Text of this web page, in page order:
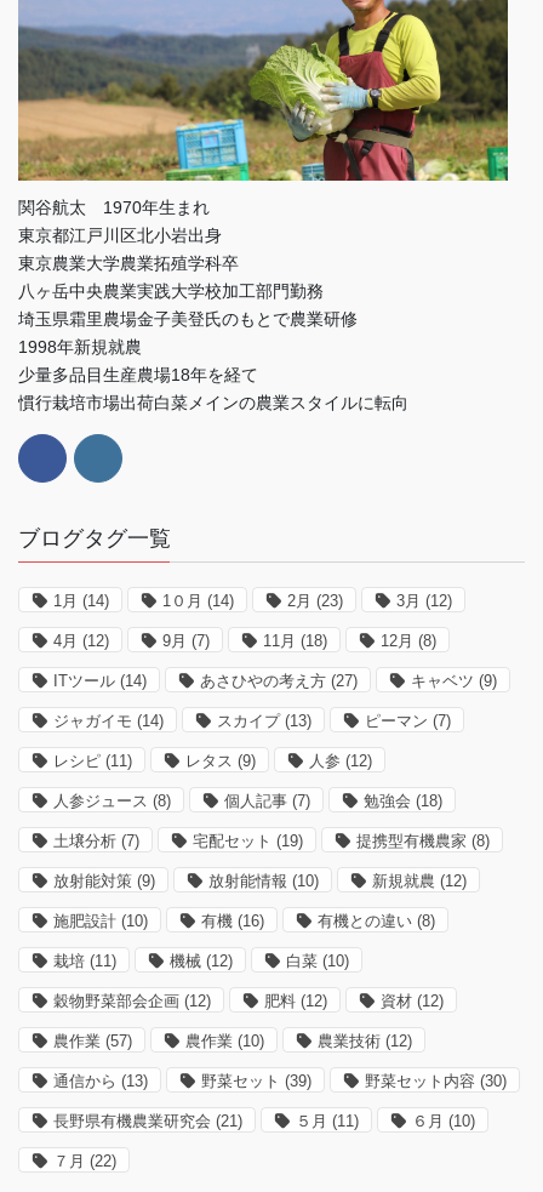
関谷航太 1970年生まれ
東京都江戸川区北小岩出身
東京農業大学農業拓殖学科卒
八ヶ岳中央農業実践大学校加工部門勤務
埼玉県霜里農場金子美登氏のもとで農業研修
1998年新規就農
少量多品目生産農場18年を経て
慣行栽培市場出荷白菜メインの農業スタイルに転向
ブログタグ一覧
1月 (14) 1０月 (14) 2月 (23) 3月 (12)
4月 (12) 9月 (7) 11月 (18) 12月 (8)
ITツール (14) あさひやの考え方 (27) キャベツ (9)
ジャガイモ (14) スカイプ(13) ピーマン (7)
レシピ (11) レタス (9) 人参 (12)
人参ジュース (8) 個人記事 (7) 勉強会 (18)
土壌分析 (7) 宅配セット (19) 提携型有機農家 (8)
放射能対策 (9) 放射能情報 (10) 新規就農 (12)
施肥設計 (10) 有機 (16) 有機との違い (8)
栽培 (11) 機械 (12) 白菜 (10)
穀物野菜部会企画 (12) 肥料 (12) 資材 (12)
農作業 (57) 農作業 (10) 農業技術 (12)
通信から (13) 野菜セット (39) 野菜セット内容 (30)
長野県有機農業研究会 (21) ５月 (11) ６月 (10)
７月 (22)